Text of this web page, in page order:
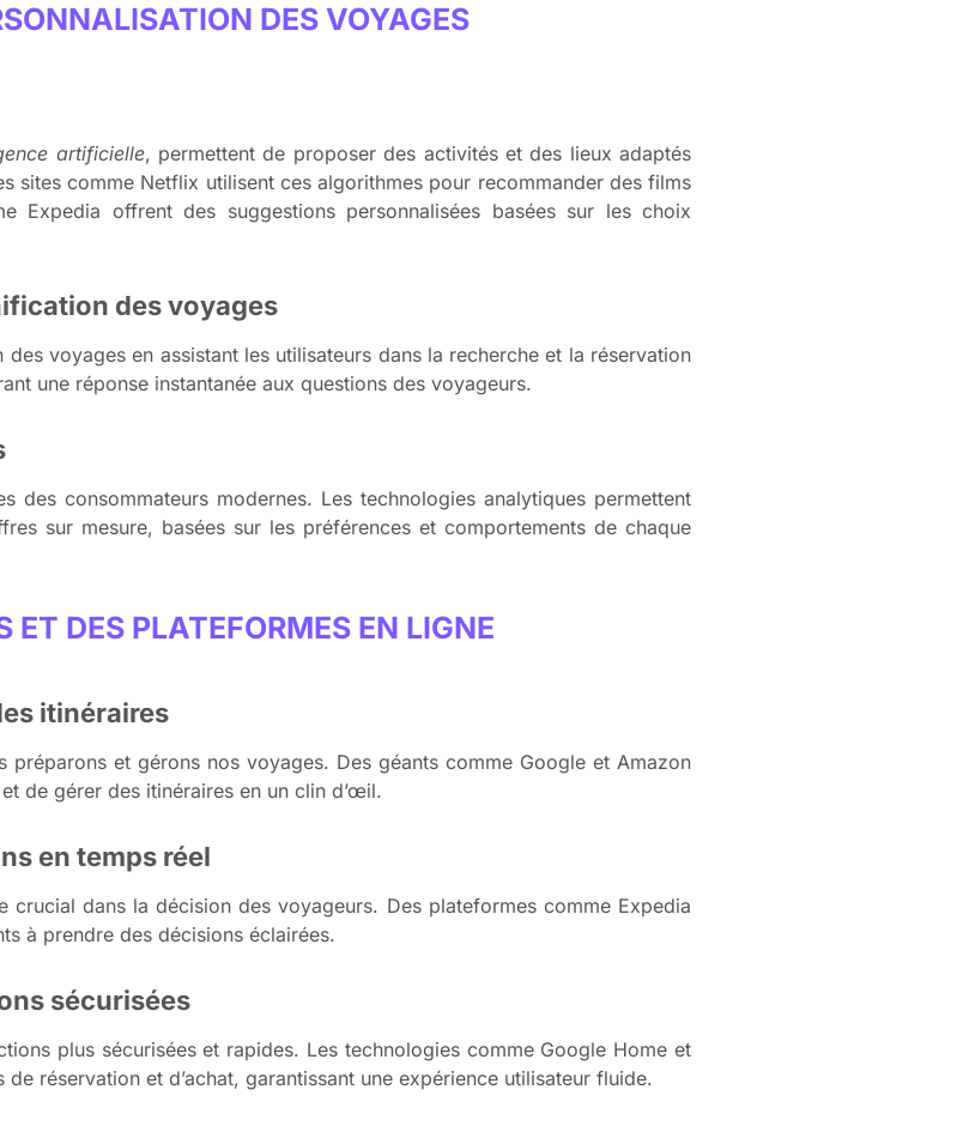
DES VOYAGES
artificielle, permettent de proposer des activités et des lieux adaptés
sites comme Netflix utilisent ces algorithmes pour recommander des films
offrent des suggestions personnalisées basées sur les choix
des voyages
voyages en assistant les utilisateurs dans la recherche et la réservation
une réponse instantanée aux questions des voyageurs.
des consommateurs modernes. Les technologies analytiques permettent
sur mesure, basées sur les préférences et comportements de chaque
DES PLATEFORMES EN LIGNE
itinéraires
préparons et gérons nos voyages. Des géants comme Google et Amazon
de gérer des itinéraires en un clin d’œil.
en temps réel
dans la décision des voyageurs. Des plateformes comme Expedia
à prendre des décisions éclairées.
sécurisées
plus sécurisées et rapides. Les technologies comme Google Home et
réservation et d’achat, garantissant une expérience utilisateur fluide.